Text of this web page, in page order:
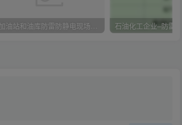
加油站和油库防雷防静电现场检查项目